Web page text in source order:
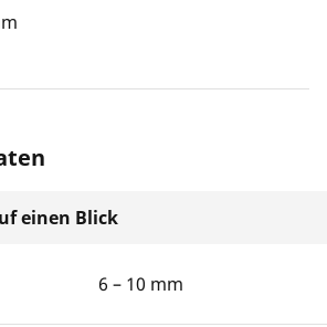
einen Blick
6 – 10 mm